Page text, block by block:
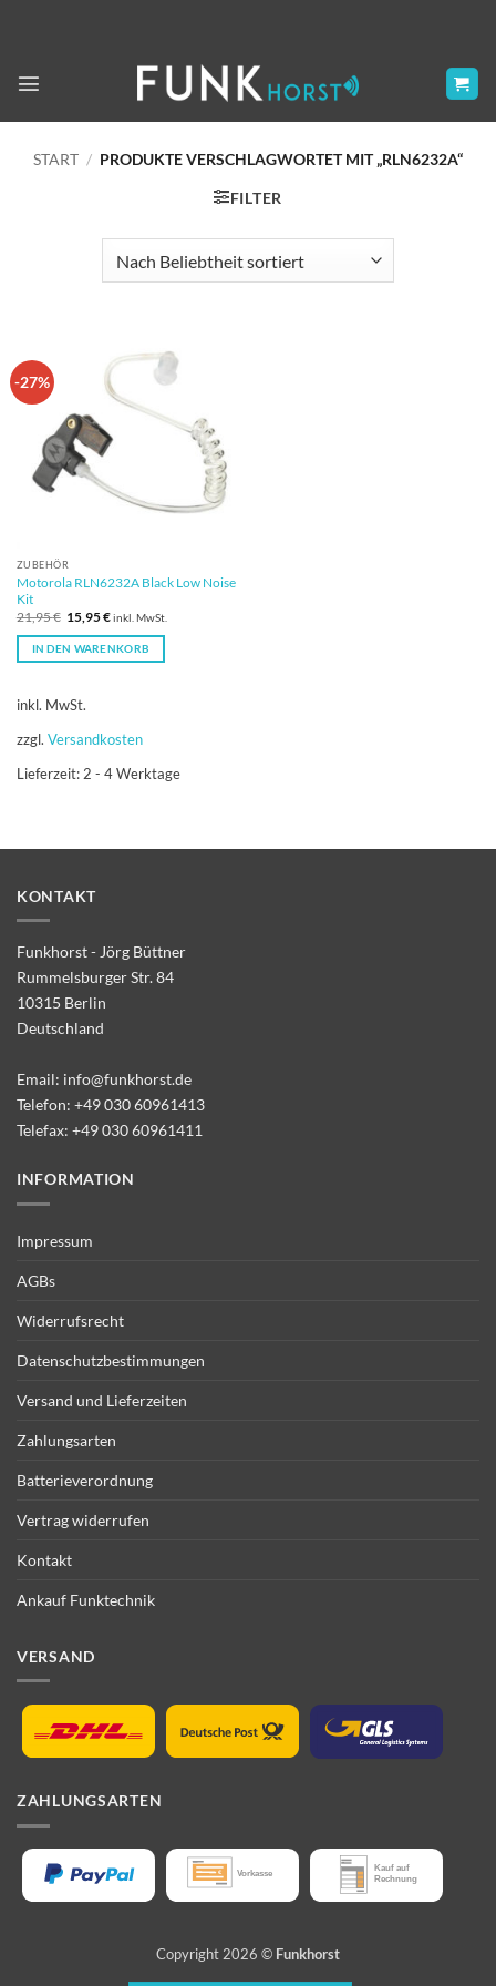
START / PRODUKTE VERSCHLAGWORTET MIT „RLN6232A“
FILTER
-27%
ZUBEHÖR
Motorola RLN6232A Black Low Noise
Kit
21,95€ Ursprünglicher
Preis
war:
21,95 €
15,95€Aktueller
ist:
15,95 €.
inkl. MwSt.
IN DEN WARENKORB
inkl. MwSt.
zzgl. Versandkosten
Lieferzeit:2 - 4 Werktage
KONTAKT
Funkhorst - Jörg Büttner
Rummelsburger Str. 84
10315 Berlin
Deutschland
Email: info@funkhorst.de
Telefon: +49 030 60961413
Telefax: +49 030 60961411
INFORMATION
Impressum
AGBs
Widerrufsrecht
Datenschutzbestimmungen
Versand und Lieferzeiten
Zahlungsarten
Batterieverordnung
Vertrag widerrufen
Kontakt
Ankauf Funktechnik
VERSAND
ZAHLUNGSARTEN
Copyright 2026 © Funkhorst